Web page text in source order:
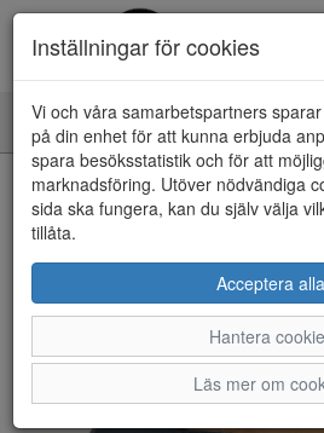
Toggle
navigation
HEM
Inställningar för cookies
Vi och våra samarbetspartners
på din enhet för att kunna erbjuda
spara besöksstatistik och för att
marknadsföring. Utöver nödvändiga
sida ska fungera, kan du själv välja
tillåta.
Acceptera alla
Hantera
Läs mer om